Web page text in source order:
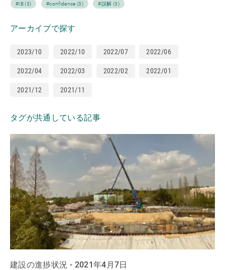
#IB (3) #confidence (3) #誤解 (3)
アーカイブで探す
2023/10 2022/10 2022/07 2022/06
2022/04 2022/03 2022/02 2022/01
2021/12 2021/11
タグが共通している記事
建設の進捗状況 - 2021年4月7日